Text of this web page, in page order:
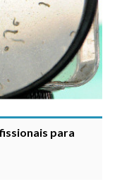
para